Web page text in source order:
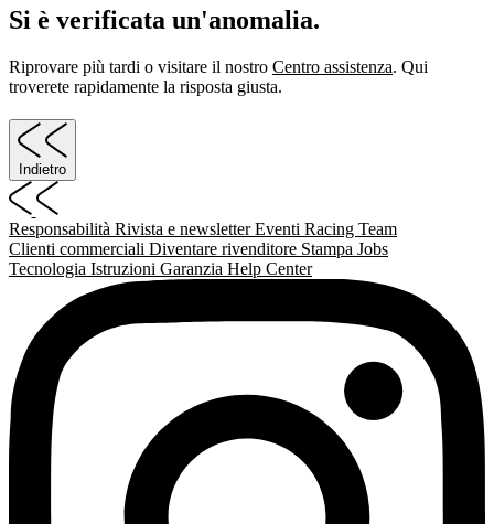
Si è verificata un'anomalia.
Riprovare più tardi o visitare il nostro Centro assistenza. Qui
troverete rapidamente la risposta giusta.
Indietro
Responsabilità Rivista e newsletterEventi Racing Team
Clienti commerciali Diventare rivenditore Stampa Jobs
Tecnologia Istruzioni Garanzia Help Center